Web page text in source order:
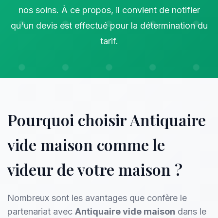
nos soins. À ce propos, il convient de notifier
qu'un devis est effectué pour la détermination du
tarif.
Pourquoi choisir Antiquaire
vide maison comme le
videur de votre maison ?
Nombreux sont les avantages que confère le
partenariat avec Antiquaire vide maison dans le